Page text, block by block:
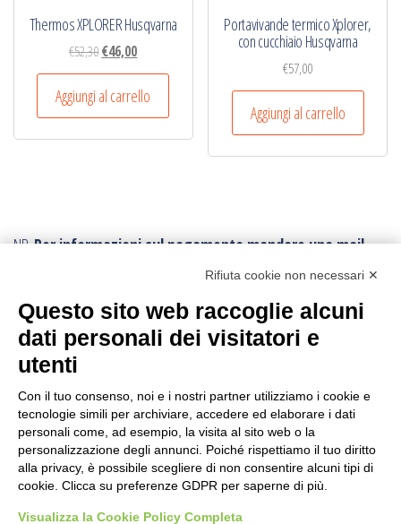
Thermos XPLORER Husqvarna
€52,30Il
prezzo
originale
era:
€52,30.
€46,00Il
prezzo
attuale
è:
€46,00.
Aggiungi al carrello
Portavivande termico Xplorer,
con cucchiaio Husqvarna
€57,00
Aggiungi al carrello
NB.Per informazioni sul pagamento mandare una mail.
Ogni ordine, avrà un costo di trasporto variabile da
speciali.Per conoscere la tariffa corretta della spedizione,
conviene fare l’ordine e poi viene inviato il corretto
tariffario: l’ordine può essere annullato in ogni momento.
I resi sono accettati con trasporto andata e ritornosempre a carico
dell’acquirente , anche in caso di rimborso.
CERCA IL PRODOTTO
Rifiuta cookie non necessari ✕
Questo sito web raccoglie alcuni
dati personali dei visitatori e
utenti
Con il tuo consenso, noi e i nostri partner utilizziamo i cookie e
tecnologie simili per archiviare, accedere ed elaborare i dati
personali come, ad esempio, la visita al sito web o la
personalizzazione degli annunci. Poiché rispettiamo il tuo diritto
alla privacy, è possibile scegliere di non consentire alcuni tipi di
cookie. Clicca su preferenze GDPR per saperne di più.
Visualizza la Cookie Policy Completa